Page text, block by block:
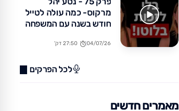
מרקוס- כמה עולה לטייל
חודש בשנה עם המשפחה
04/07/26 27:50 דק'
לכל הפרקים
מאמרים חדשים